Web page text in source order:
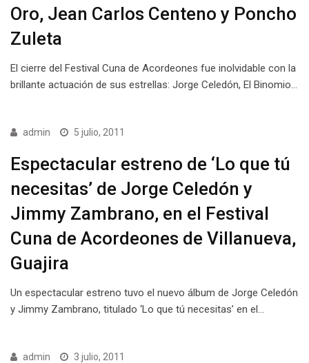
Oro, Jean Carlos Centeno y Poncho
Zuleta
El cierre del Festival Cuna de Acordeones fue inolvidable con la
brillante actuación de sus estrellas: Jorge Celedón, El Binomio…
admin 5 julio, 2011
Espectacular estreno de ‘Lo que tú
necesitas’ de Jorge Celedón y
Jimmy Zambrano, en el Festival
Cuna de Acordeones de Villanueva,
Guajira
Un espectacular estreno tuvo el nuevo álbum de Jorge Celedón
y Jimmy Zambrano, titulado ‘Lo que tú necesitas’ en el…
admin 3 julio, 2011